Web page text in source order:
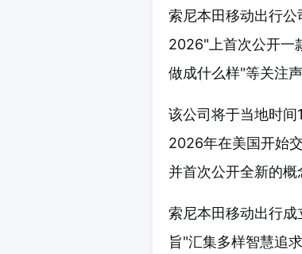
索尼本田移动出行
2026"上首次公开一
做成什么样"等关注
该公司将于当地时
2026年在美国开始
并首次公开全新的概
索尼本田移动出行
旨"汇集多样智慧追